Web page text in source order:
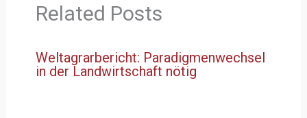
Related Posts
Weltagrarbericht: Paradigmenwechsel
in der Landwirtschaft nötig